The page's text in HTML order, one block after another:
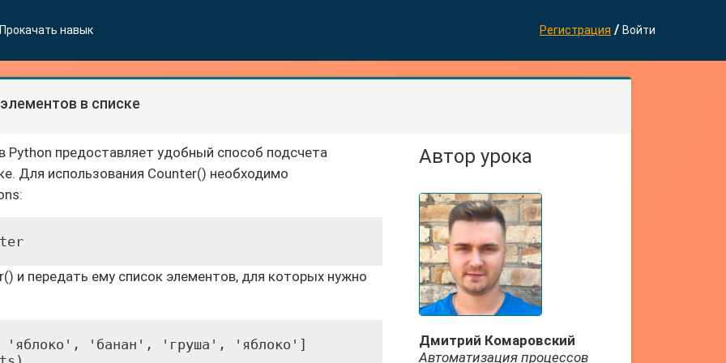
Прокачать навык Регистрация / Войти
в списке
Python предоставляет удобный способ подсчета
Для использования Counter() необходимо
и передать ему список элементов, для которых нужно
'банан', 'груша', 'яблоко']
Автор урока
Дмитрий Комаровский
Автоматизация процессов